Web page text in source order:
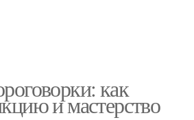
как
и мастерство